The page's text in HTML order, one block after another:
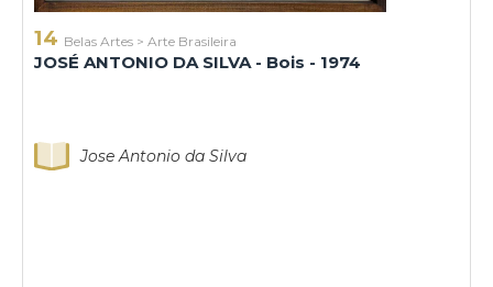
14 Belas Artes > Arte Brasileira
JOSÉ ANTONIO DA SILVA - Bois - 1974
Jose Antonio da Silva